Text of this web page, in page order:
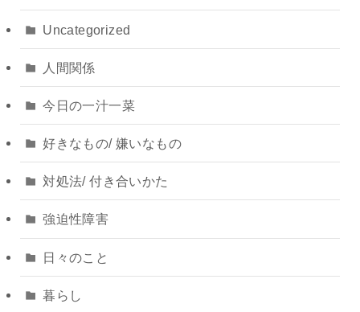
Uncategorized
人間関係
今日の一汁一菜
好きなもの/ 嫌いなもの
対処法/ 付き合いかた
強迫性障害
日々のこと
暮らし